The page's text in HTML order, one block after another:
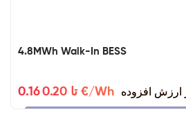
4.8MWh Walk-In BESS
0.16 تا 0.20 €/Wh ارزش افزوده